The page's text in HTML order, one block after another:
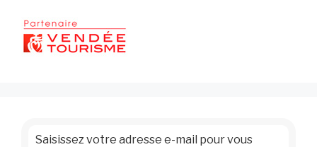
Saisissez votre adresse e-mail pour vous